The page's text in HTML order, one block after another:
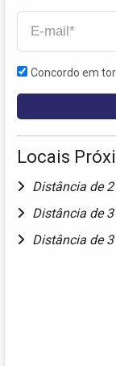
Concordo em
Locais
Distância de
Distância de
Distância de